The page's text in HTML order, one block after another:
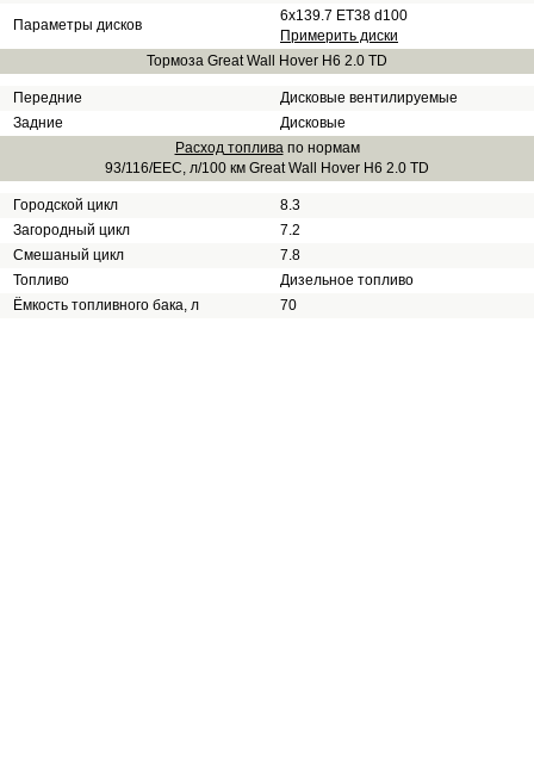
Параметры дисков
6x139.7 ET38 d100
Примерить диски
Тормоза Great Wall Hover H6 2.0 TD
Передние
Дисковые вентилируемые
Задние
Дисковые
Расход топливапо нормам
93/116/EEC, л/100 км Great Wall Hover H6 2.0 TD
Городской цикл
8.3
Загородный цикл
7.2
Смешаный цикл
7.8
Топливо
Дизельное топливо
Ёмкость топливного бака, л
70